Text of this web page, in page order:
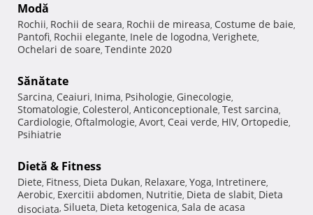
Modă
Rochii, Rochii de seara, Rochii de mireasa, Costume de baie,
Pantofi, Rochii elegante, Inele de logodna, Verighete,
Ochelari de soare, Tendinte 2020
Sănătate
Sarcina, Ceaiuri, Inima, Psihologie, Ginecologie,
Stomatologie, Colesterol, Anticonceptionale, Test sarcina,
Cardiologie, Oftalmologie, Avort, Ceai verde, HIV, Ortopedie,
Psihiatrie
Dietă & Fitness
Diete, Fitness, Dieta Dukan, Relaxare, Yoga, Intretinere,
Aerobic, Exercitii abdomen, Nutritie, Dieta de slabit, Dieta
disociata, Silueta, Dieta ketogenica, Sala de acasa